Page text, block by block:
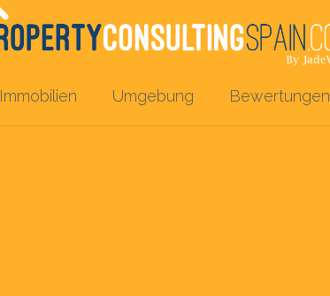
Immobilien Umgebung Bewertungen